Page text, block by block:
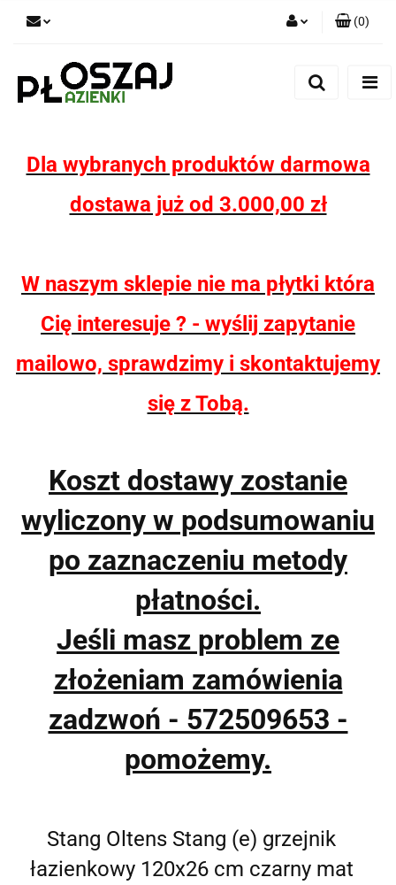
(0)
Dla wybranych produktów darmowa
dostawa już od 3.000,00 zł
W naszym sklepie nie ma płytki która
Cię interesuje ? - wyślij zapytanie
mailowo, sprawdzimy i skontaktujemy
się z Tobą.
Koszt dostawy zostanie
wyliczony w podsumowaniu
po zaznaczeniu metody
płatności.
Jeśli masz problem ze
złożeniam zamówienia
zadzwoń - 572509653 -
pomożemy.
Stang Oltens Stang (e) grzejnik
łazienkowy 120x26 cm czarny mat